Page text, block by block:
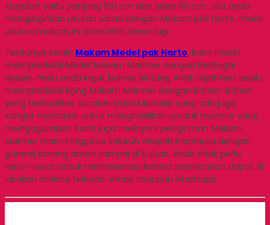
standart yaitu panjang 160 cm dan lebar 60 cm. Jika anda
menginginkan ukuran sama dengan Makam pak Harto, maka
ukuran makam ini akan lebih besar lagi.
Tentunya Selain Makam Model pak Harto, kami masih
memproduksi Model Makam Marmer dengan berbagai
desain. Perlu anda ingat bahwa Bintang Antik Sejahtera selalu
memproduksi Kijing Makam Marmer dengan bahan-bahan
yang berkualitas. Sumber Daya Manusia yang ada juga
sangat memadai untuk menghasilkan produk marmer yang
mengagumkan. Kami juga melayani pengiriman Makam
Marmer Islam hingga ke seluruh wilayah Indonesia dengan
garansi barang aman sampai di tujuan. Anda tidak perlu
repot-repot untuk memesanan, karena pemesanan dapat di
lakukan melalui telepon, email, maupun whatsapp.